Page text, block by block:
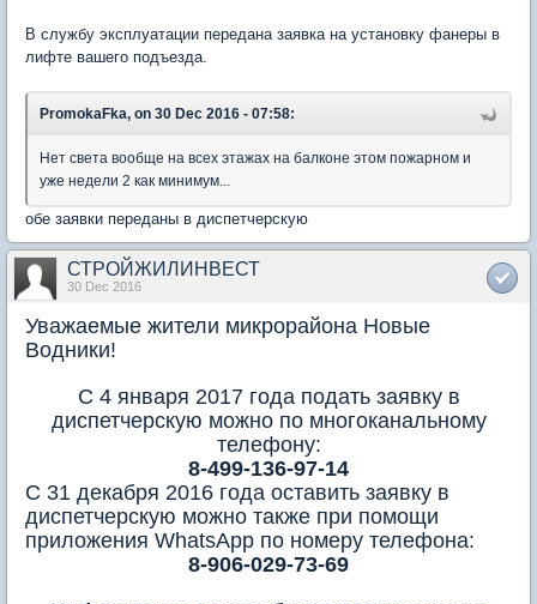
В службу эксплуатации передана заявка на установку фанеры в
лифте вашего подъезда.
PromokaFka, on 30 Dec 2016 - 07:58:
Нет света вообще на всех этажах на балконе этом пожарном и
уже недели 2 как минимум...
обе заявки переданы в диспетчерскую
СТРОЙЖИЛИНВЕСТ
30 Dec 2016
Уважаемые жители микрорайона Новые
Водники!
С 4 января 2017 года подать заявку в
диспетчерскую можно по многоканальному
телефону:
8-499-136-97-14
С 31 декабря 2016 года оставить заявку в
диспетчерскую можно также при помощи
приложения WhatsApp по номеру телефона:
8-906-029-73-69